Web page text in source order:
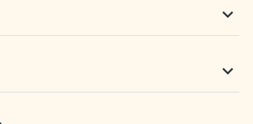

